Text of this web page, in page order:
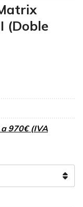
(Doble
970€ (IVA